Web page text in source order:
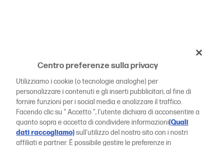
Centro preferenze sulla privacy
Utilizziamo i cookie (o tecnologie analoghe) per
personalizzare i contenuti e gli inserti pubblicitari, al fine di
fornire funzioni per i social media e analizzare il traffico.
Facendo clic su " Accetto ", l'utente dichiara di acconsentire a
quanto sopra e accetta di condividere informazioni(Quali
dati raccogliamo)sull'utilizzo del nostro sito con i nostri
affiliati e partner. È possibile gestire le preferenze in